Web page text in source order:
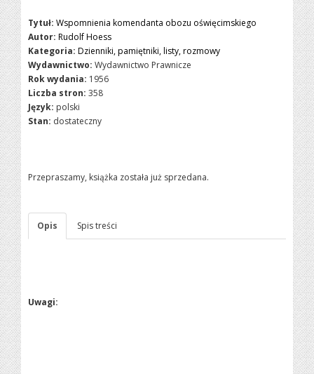
Tytuł: Wspomnienia komendanta obozu oświęcimskiego
Autor: Rudolf Hoess
Kategoria: Dzienniki, pamiętniki, listy, rozmowy
Wydawnictwo: Wydawnictwo Prawnicze
Rok wydania: 1956
Liczba stron: 358
Język: polski
Stan: dostateczny
Przepraszamy, książka została już sprzedana.
Opis Spis treści
Uwagi: